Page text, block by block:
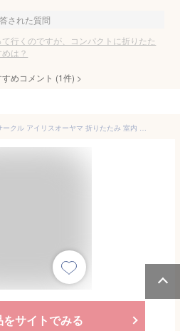
された質問
行くのですが、コンパクトに折りたた
は？
めコメント (1件) >
犬 ゲージ サークル ペットサークル アイリスオーヤマ 折りたたみ 室内 折り畳みソフトケージ Sサイズ Mサイズ Lサイズケージ コンパクト 軽量 軽い 持ち運び おでかけ 旅行 ドライブBOX 避難 防災 アウトドアPOSC-500A POSC-650A POSC-800A
をサイトでみる